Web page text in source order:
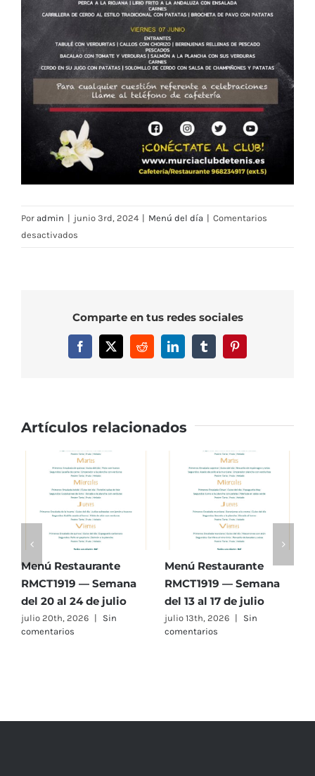
Por admin | junio 3rd, 2024 | Menú del día | Comentarios
desactivados
Semana
del
3
Comparte en tus redes sociales
Facebook
X RedditLinkedInTumblrPinterest
Artículos relacionados
Menú Restaurante
RMCT1919 — Semana
del 20 al 24 de julio
julio 20th, 2026 |
Sin
comentarios
Menú Restaurante
RMCT1919 — Semana
del 13 al 17 de julio
julio 13th, 2026 |
Sin
comentarios